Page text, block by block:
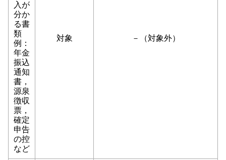
入が
分か
る書
類
例：
年金
振込
通知
書，
源泉
徴収
票，
確定
申告
の控
など
対象 －（対象外）